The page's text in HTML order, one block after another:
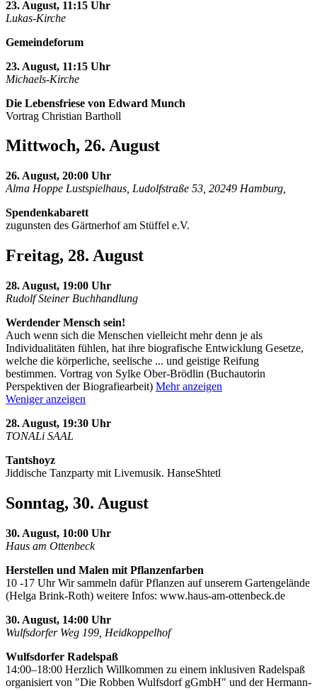
23. August, 11:15 Uhr
Lukas-Kirche
Gemeindeforum
23. August, 11:15 Uhr
Michaels-Kirche
Die Lebensfriese von Edward Munch
Vortrag Christian Bartholl
Mittwoch, 26. August
26. August, 20:00 Uhr
Alma Hoppe Lustspielhaus, Ludolfstraße 53, 20249 Hamburg,
Spendenkabarett
zugunsten des Gärtnerhof am Stüffel e.V.
Freitag, 28. August
28. August, 19:00 Uhr
Rudolf Steiner Buchhandlung
Werdender Mensch sein!
Auch wenn sich die Menschen vielleicht mehr denn je als
Individualitäten fühlen, hat ihre biografische Entwicklung Gesetze,
welche die körperliche, seelische ... und geistige Reifung
bestimmen. Vortrag von Sylke Ober-Brödlin (Buchautorin
Perspektiven der Biografiearbeit) Mehr anzeigen
Weniger anzeigen
28. August, 19:30 Uhr
TONALi SAAL
Tantshoyz
Jiddische Tanzparty mit Livemusik. HanseShtetl
Sonntag, 30. August
30. August, 10:00 Uhr
Haus am Ottenbeck
Herstellen und Malen mit Pflanzenfarben
10 -17 Uhr Wir sammeln dafür Pflanzen auf unserem Gartengelände
(Helga Brink-Roth) weitere Infos: www.haus-am-ottenbeck.de
30. August, 14:00 Uhr
Wulfsdorfer Weg 199, Heidkoppelhof
Wulfsdorfer Radelspaß
14:00–18:00 Herzlich Willkommen zu einem inklusiven Radelspaß
organisiert von "Die Robben Wulfsdorf gGmbH" und der Hermann-